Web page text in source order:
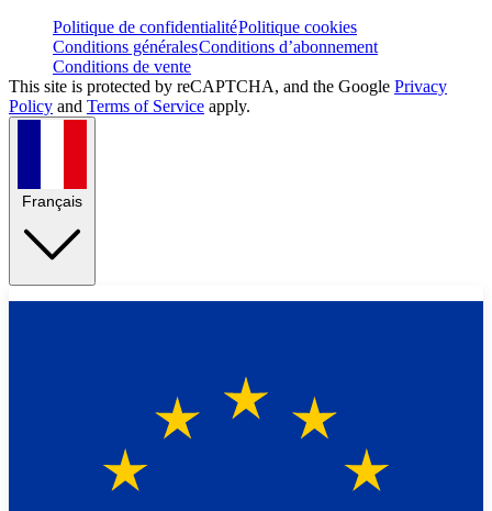
Politique de confidentialitéPolitique cookies
Conditions généralesConditions d’abonnement
Conditions de vente
This site is protected by reCAPTCHA, and the Google Privacy
Policy and Terms of Service apply.
Français